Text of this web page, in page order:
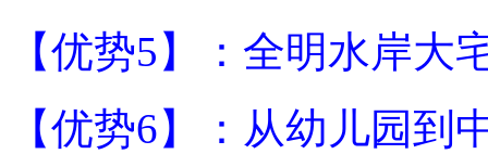
【优势5】：全明水岸大
【优势6】：从幼儿园到